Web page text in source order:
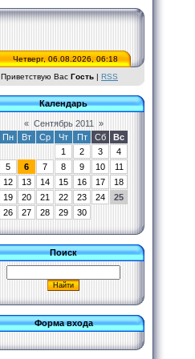
Четверг, 06.08.2026, 06:18
Приветствую Вас Гость | RSS
Календарь
« Сентябрь 2011
»
Пн
Вт Ср Чт Пт Сб
Вс
1
2 3
4
5
6 7 8 9 10
11
12
13 14 15 16 17
18
19
20 21 22 23 24
25
26
27 28 29 30
Поиск
Форма входа